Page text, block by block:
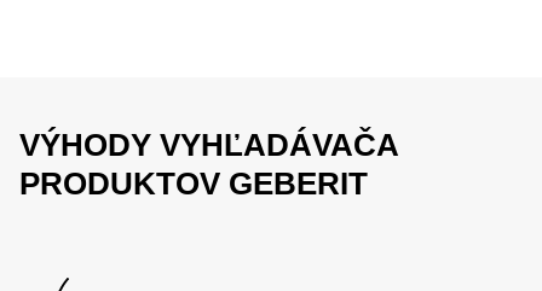
VÝHODY VYHĽADÁVAČA
PRODUKTOV GEBERIT